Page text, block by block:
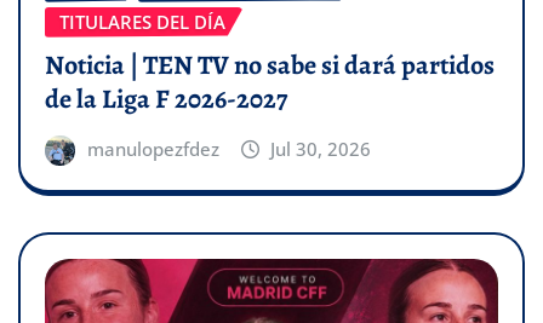
TITULARES DEL DÍA
Noticia | TEN TV no sabe si dará partidos
de la Liga F 2026-2027
manulopezfdez Jul 30, 2026